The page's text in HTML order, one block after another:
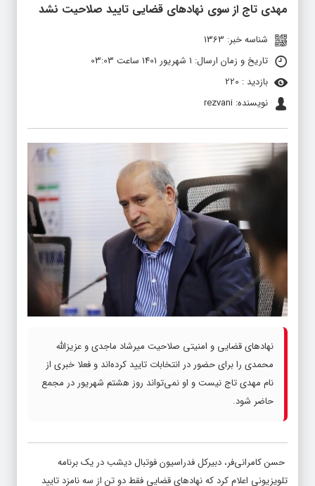
مهدی تاج از سوی نهادهای قضایی تایید صلاحیت نشد
شناسه خبر: 1363
تاریخ و زمان ارسال: 1 شهریور 1401 ساعت 03:03
بازدید : 220
نویسنده: rezvani
نهادهای قضایی و امنیتی صلاحیت میرشاد ماجدی و عزیزالله
محمدی را برای حضور در انتخابات تایید کرده‌اند و فعلا خبری از
نام مهدی تاج نیست و او نمی‌تواند روز هشتم شهریور در مجمع
حاضر شود.
حسن کامرانی‌فر، دبیرکل فدراسیون فوتبال دیشب در یک برنامه
تلویزیونی اعلام کرد که نهادهای قضایی فقط دو تن از سه نامزد تایید